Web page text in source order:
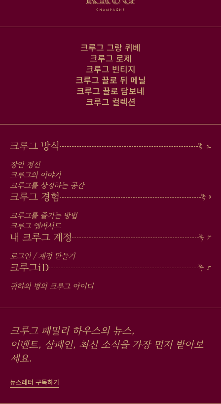
크루그 그랑 퀴베
크루그 로제
크루그 빈티지
크루그 끌로 뒤 메닐
크루그 끌로 담보네
크루그 컬렉션
MAIN
MEN
IN
FOOTER
크루그 방식
장인 정신
크루그의 이야기
크루그를 상징하는 공간
크루그 경험
크루그를 즐기는 방법
크루그 앰버서드
내 크루그 계정
로그인 / 계정 만들기
크루그iD
귀하의 병의 크루그 아이디
크루그 패밀리 하우스의 뉴스,
이벤트, 샴페인, 최신 소식을 가장 먼저 받아보
세요.
뉴스레터 구독하기